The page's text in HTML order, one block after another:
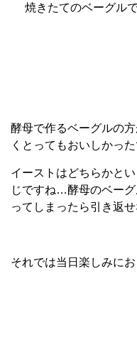
焼きたてのベーグル
酵母で作るベーグルの
くとってもおいしかった
イーストはどちらかと
じですね…酵母のベー
ってしまったら引き返
それでは当日楽しみに